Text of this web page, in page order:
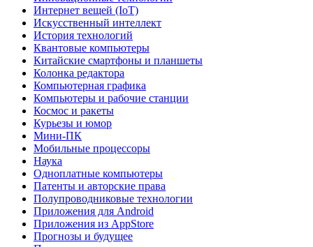
Интернет вещей (IoT)
Искусственный интеллект
История технологий
Квантовые компьютеры
Китайские смартфоны и планшеты
Колонка редактора
Компьютерная графика
Компьютеры и рабочие станции
Космос и ракеты
Курьезы и юмор
Мини-ПК
Мобильные процессоры
Наука
Одноплатные компьютеры
Патенты и авторские права
Полупроводниковые технологии
Приложения для Android
Приложения из AppStore
Прогнозы и будущее